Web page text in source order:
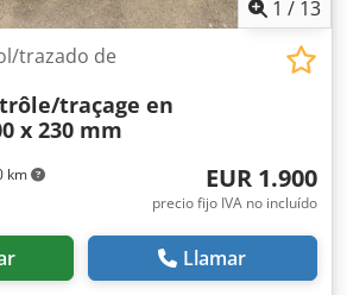
1 / 13
km
trazado de
traçage en
x 230 mm
EUR 1.900
precio fijo IVA no incluído
Llamar